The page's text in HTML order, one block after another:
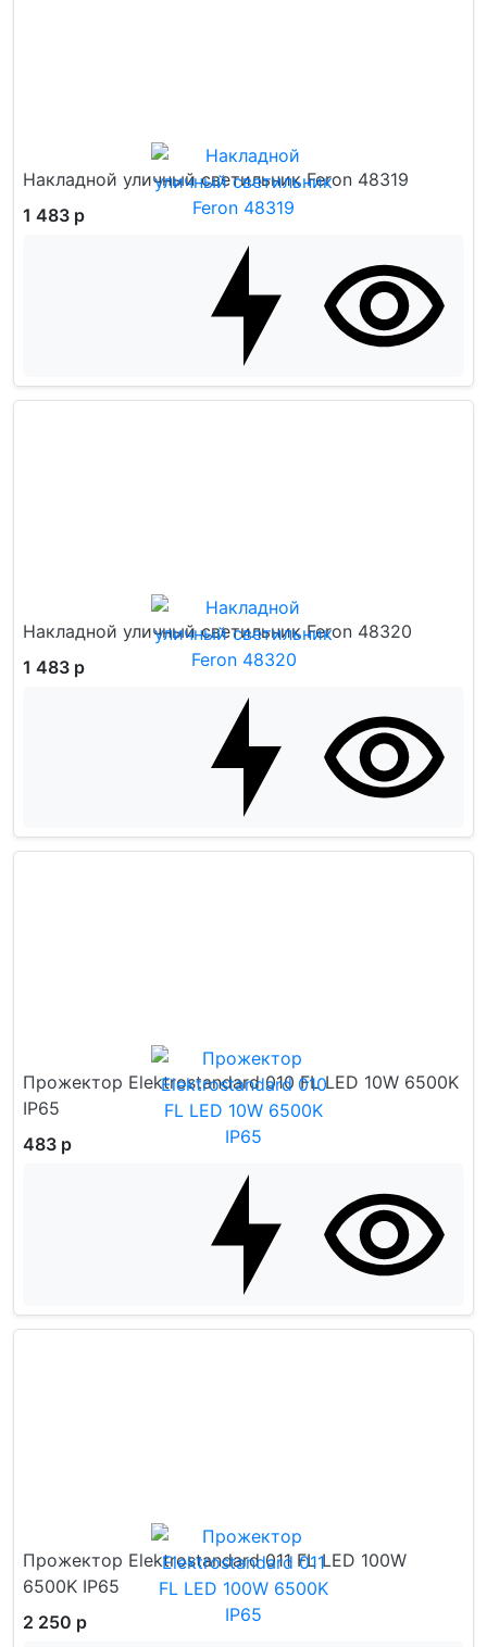
Накладной уличный светильник Feron 48319
1 483 р
Накладной уличный светильник Feron 48320
1 483 р
Прожектор Elektrostandard 010 FL LED 10W 6500K
IP65
483 р
Прожектор Elektrostandard 011 FL LED 100W
6500K IP65
2 250 р